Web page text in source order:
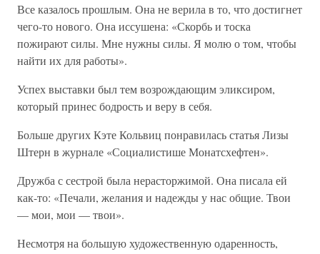
Все казалось прошлым. Она не верила в то, что достигнет
чего-то нового. Она иссушена: «Скорбь и тоска
пожирают силы. Мне нужны силы. Я молю о том, чтобы
найти их для работы».
Успех выставки был тем возрождающим эликсиром,
который принес бодрость и веру в себя.
Больше других Кэте Кольвиц понравилась статья Лизы
Штерн в журнале «Социалистише Монатсхефтен».
Дружба с сестрой была нерасторжимой. Она писала ей
как-то: «Печали, желания и надежды у нас общие. Твои
— мои, мои — твои».
Несмотря на большую художественную одаренность,